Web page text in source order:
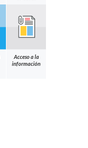
Acceso a la
información